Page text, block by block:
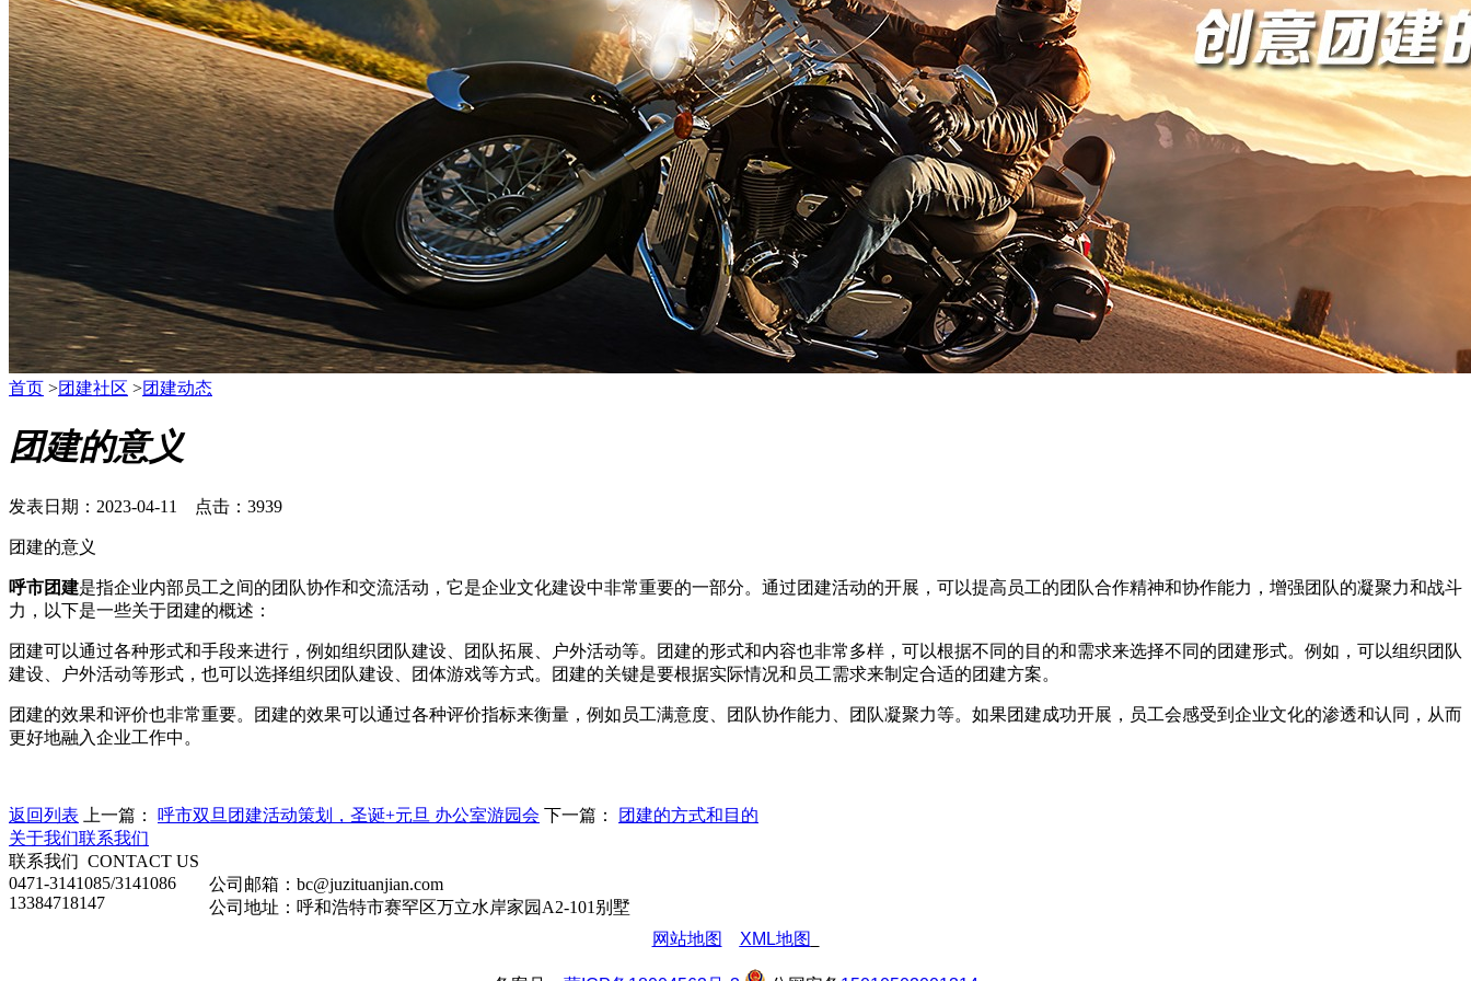
首页 >团建社区 >团建动态
团建的意义
发表日期：2023-04-11 点击：3939
团建的意义
呼市团建是指企业内部员工之间的团队协作和交流活动，它是企业文化建设中非常重要的一部分。通过团建活动的开展，可以提高员工的团队合作精神和协作能力，增强团队的凝聚力和战斗
力，以下是一些关于团建的概述：
团建可以通过各种形式和手段来进行，例如组织团队建设、团队拓展、户外活动等。团建的形式和内容也非常多样，可以根据不同的目的和需求来选择不同的团建形式。例如，可以组织团队
建设、户外活动等形式，也可以选择组织团队建设、团体游戏等方式。团建的关键是要根据实际情况和员工需求来制定合适的团建方案。
团建的效果和评价也非常重要。团建的效果可以通过各种评价指标来衡量，例如员工满意度、团队协作能力、团队凝聚力等。如果团建成功开展，员工会感受到企业文化的渗透和认同，从而
更好地融入企业工作中。
返回列表 上一篇： 呼市双旦团建活动策划，圣诞+元旦 办公室游园会 下一篇：
团建的方式和目的
关于我们联系我们
联系我们 CONTACT US
0471-3141085/3141086
13384718147
公司邮箱：bc@juzituanjian.com
公司地址：呼和浩特市赛罕区万立水岸家园A2-101别墅
网站地图
XML地图